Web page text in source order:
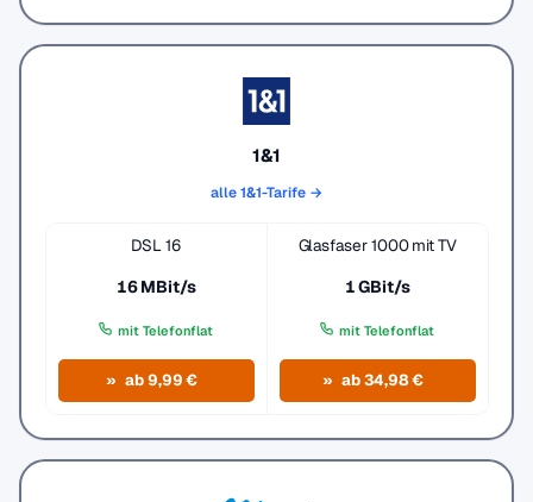
1&1
alle 1&1-Tarife →
DSL 16
16 MBit/s
mit Telefonflat
ab 9,99 €
Glasfaser 1000 mit TV
1 GBit/s
mit Telefonflat
ab 34,98 €